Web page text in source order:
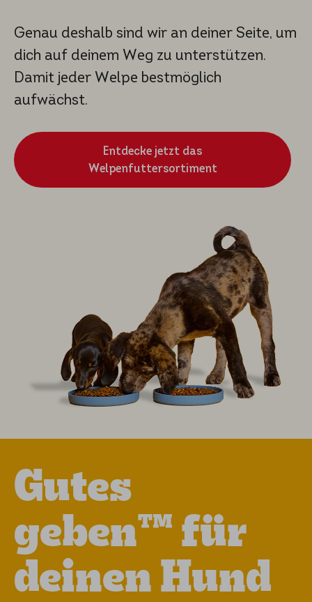
Genau deshalb sind wir an deiner Seite, um
dich auf deinem Weg zu unterstützen.
Damit jeder Welpe bestmöglich
aufwächst.
Entdecke jetzt das
Welpenfuttersortiment
Gutes
geben™ für
deinen Hund